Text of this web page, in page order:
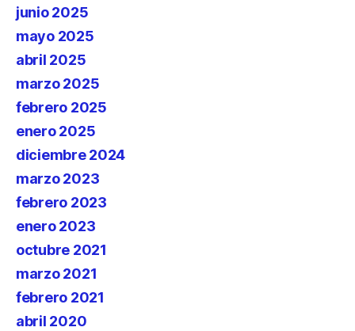
junio 2025
mayo 2025
abril 2025
marzo 2025
febrero 2025
enero 2025
diciembre 2024
marzo 2023
febrero 2023
enero 2023
octubre 2021
marzo 2021
febrero 2021
abril 2020